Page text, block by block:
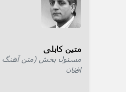
متین کابلی
مسئول بخش (متن آهنگ
افغان